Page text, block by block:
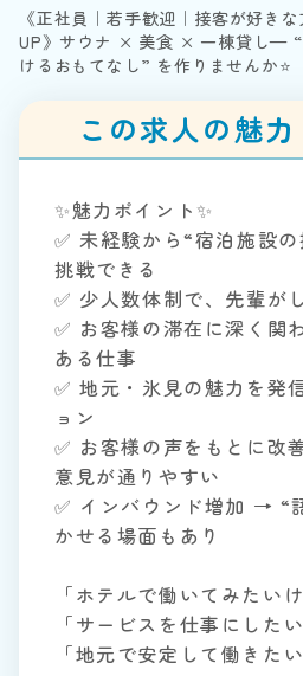
《正社員｜若手歓迎｜接客が好き
UP》サウナ × 美食 × 一棟貸し— “
けるおもてなし” を作りませんか⭐
この求人の魅
✨魅力ポイント✨
✅ 未経験から“宿泊施設
挑戦できる
✅ 少人数体制で、先輩が
✅ お客様の滞在に深く関
ある仕事
✅ 地元・氷見の魅力を発
ョン
✅ お客様の声をもとに改
意見が通りやすい
✅ インバウンド増加 → “
かせる場面もあり
「ホテルで働いてみたい
「サービスを仕事にしたい
「地元で安定して働きたい